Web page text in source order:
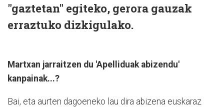
"gaztetan" egiteko, gerora gauzak
erraztuko dizkigulako.
Martxan jarraitzen du 'Apelliduak abizendu'
kanpainak...?
Bai, eta aurten dagoeneko lau dira abizena euskaraz